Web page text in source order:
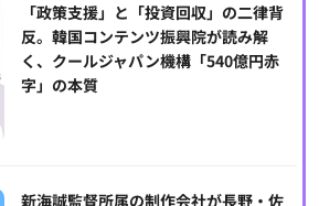
「政策支援」と「投資回収」の二律背
反。韓国コンテンツ振興院が読み解
く、クールジャパン機構「540億円赤
字」の本質
新海誠監督所属の制作会社が長野・佐